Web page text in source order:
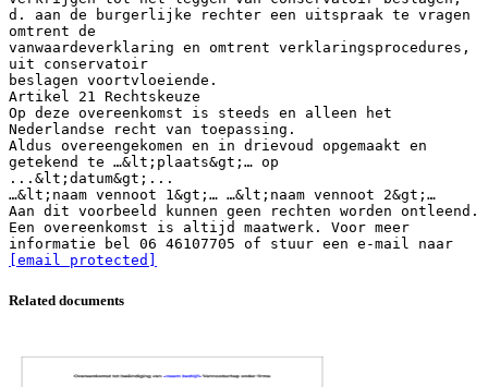
d. aan de burgerlijke rechter een uitspraak te vragen
omtrent de
vanwaardeverklaring en omtrent verklaringsprocedures,
uit conservatoir
beslagen voortvloeiende.
Artikel 21 Rechtskeuze
Op deze overeenkomst is steeds en alleen het
Nederlandse recht van toepassing.
Aldus overeengekomen en in drievoud opgemaakt en
getekend te …&lt;plaats&gt;… op
...&lt;datum&gt;...
…&lt;naam vennoot 1&gt;… …&lt;naam vennoot 2&gt;…
Aan dit voorbeeld kunnen geen rechten worden ontleend.
Een overeenkomst is altijd maatwerk. Voor meer
informatie bel 06 46107705 of stuur een e-mail naar
[email protected]
Related documents